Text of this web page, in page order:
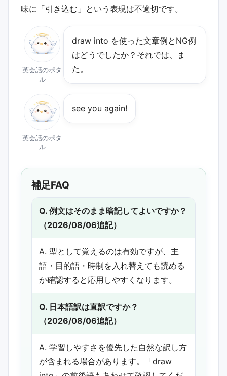
味に「引き込む」という表現は不適切です。
英会話のポタ
ル
draw into を使った文章例とNG例
はどうでしたか？それでは、ま
た。
英会話のポタ
ル
see you again!
補足FAQ
Q. 例文はそのまま暗記してよいですか？
（2026/08/06追記）
A. 型として覚えるのは有効ですが、主
語・目的語・時制を入れ替えても読める
か確認すると応用しやすくなります。
Q. 日本語訳は直訳ですか？
（2026/08/06追記）
A. 学習しやすさを優先した自然な訳し方
が含まれる場合があります。「draw